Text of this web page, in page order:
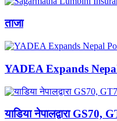
ताजा
YADEA Expands
याडिया नेपालद्वारा